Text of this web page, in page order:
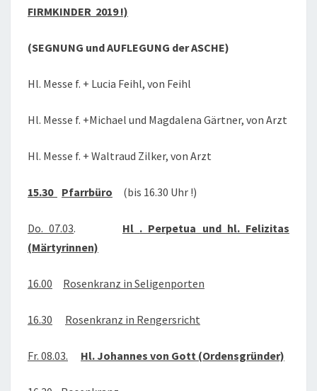
FIRMKINDER 2019 !)
(SEGNUNG und AUFLEGUNG der ASCHE)
Hl. Messe f. + Lucia Feihl, von Feihl
Hl. Messe f. +Michael und Magdalena Gärtner, von Arzt
Hl. Messe f. + Waltraud Zilker, von Arzt
15.30 Pfarrbüro (bis 16.30 Uhr !)
Do. 07.03. Hl . Perpetua und hl. Felizitas
(Märtyrinnen)
16.00 Rosenkranz in Seligenporten
16.30 Rosenkranz in Rengersricht
Fr. 08.03. Hl. Johannes von Gott (Ordensgründer)